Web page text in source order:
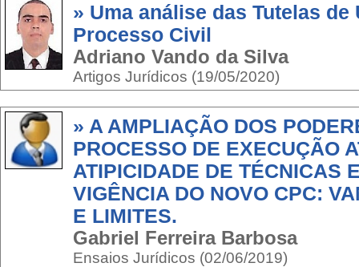
» Uma análise das Tutelas de
Processo Civil
Adriano Vando da Silva
Artigos Jurídicos (19/05/2020)
» A AMPLIAÇÃO DOS
PROCESSO DE EXECUÇÃO
ATIPICIDADE DE TÉCNICAS
VIGÊNCIA DO NOVO CPC:
E LIMITES.
Gabriel Ferreira Barbosa
Ensaios Jurídicos (02/06/2019)